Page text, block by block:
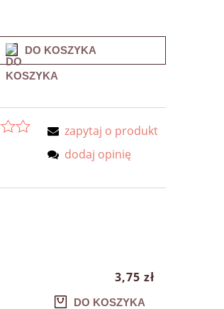
DO KOSZYKA
zapytaj o produkt
dodaj opinię
3,75 zł
DO KOSZYKA